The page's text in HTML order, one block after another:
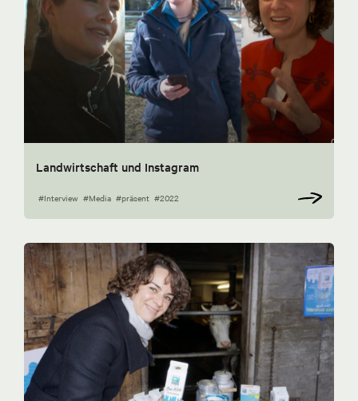
Landwirtschaft und Instagram
#Interview #Media #präsent #2022